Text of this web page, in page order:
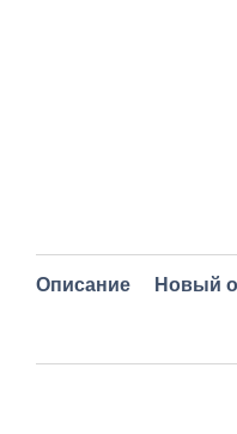
Описание Новый